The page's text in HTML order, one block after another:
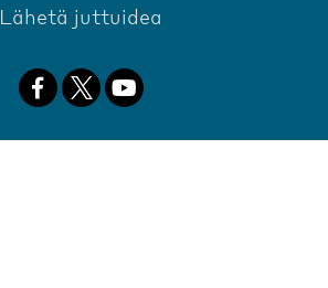
Lähetä juttuidea